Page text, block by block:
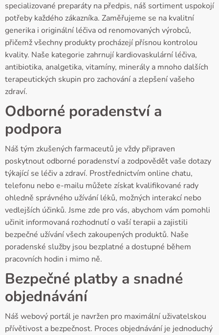
specializované preparáty na předpis, náš sortiment uspokojí
potřeby každého zákazníka. Zaměřujeme se na kvalitní
generika i originální léčiva od renomovaných výrobců,
přičemž všechny produkty procházejí přísnou kontrolou
kvality. Naše kategorie zahrnují kardiovaskulární léčiva,
antibiotika, analgetika, vitamíny, minerály a mnoho dalších
terapeutických skupin pro zachování a zlepšení vašeho
zdraví.
Odborné poradenství a
podpora
Náš tým zkušených farmaceutů je vždy připraven
poskytnout odborné poradenství a zodpovědět vaše dotazy
týkající se léčiv a zdraví. Prostřednictvím online chatu,
telefonu nebo e-mailu můžete získat kvalifikované rady
ohledně správného užívání léků, možných interakcí nebo
vedlejších účinků. Jsme zde pro vás, abychom vám pomohli
učinit informovaná rozhodnutí o vaší terapii a zajistili
bezpečné užívání všech zakoupených produktů. Naše
poradenské služby jsou bezplatné a dostupné během
pracovních hodin i mimo ně.
Bezpečné platby a snadné
objednávání
Náš webový portál je navržen pro maximální uživatelskou
přívětivost a bezpečnost. Proces objednávání je jednoduchý